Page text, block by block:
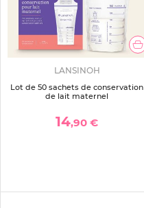
LANSINOH
Lot de 50 sachets de conservation
de lait maternel
14,90 €